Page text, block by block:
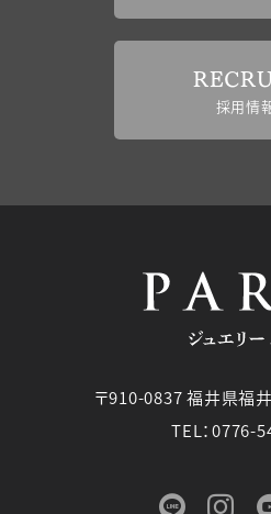
採用情
〒910-0837 福井県福
TEL：0776-